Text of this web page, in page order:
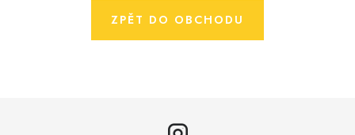
ZPĚT DO OBCHODU